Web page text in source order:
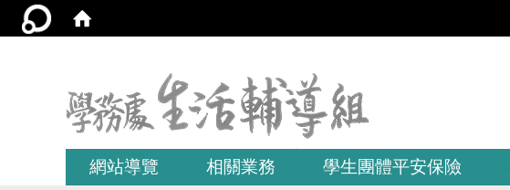
網站導覽 相關業務 學生團體平安保險